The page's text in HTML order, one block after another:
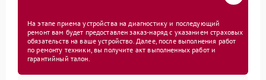
На этапе приема устройства на диагностику и последующий
ремонт вам будет предоставлен заказ-наряд с указанием страховых
обязательств на ваше устройство. Далее, после выполнения работ
по ремонту техники, вы получите акт выполненных работ и
гарантийный талон.